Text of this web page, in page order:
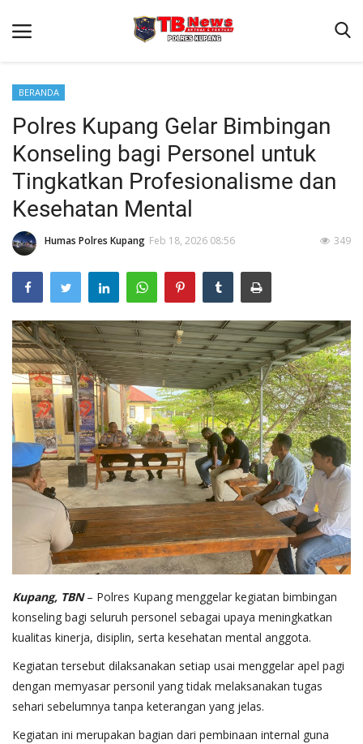
Beranda
Terms & Conditions
Reskrim
Binkam
Giat Ops
Lantas
Jurnal Kamtibmas
Satwil
BERANDA
Polres Kupang Gelar Bimbingan
Konseling bagi Personel untuk
Tingkatkan Profesionalisme dan
Kesehatan Mental
Humas Polres Kupang Feb 18, 2026 08:56 349
Kupang, TBN– Polres Kupang menggelar kegiatan bimbingan
konseling bagi seluruh personel sebagai upaya meningkatkan
kualitas kinerja, disiplin, serta kesehatan mental anggota.
Kegiatan tersebut dilaksanakan setiap usai menggelar apel pagi
dengan memyasar personil yang tidak melaksanakan tugas
sehari sebelumnya tanpa keterangan yang jelas.
Kegiatan ini merupakan bagian dari pembinaan internal guna